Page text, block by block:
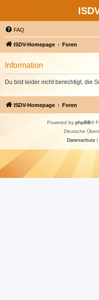
FAQ
ISDV-Homepage Foren
Information
Du bist leider nicht berechtigt, die
ISDV-Homepage Foren
Powered by phpBB®
Deutsche
Datenschutz|